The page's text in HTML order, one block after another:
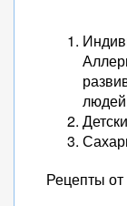
людей
Рецепты